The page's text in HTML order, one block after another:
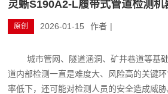
灵蜥S190A2-L履带式管道检测机
原创 2026-01-15 作者 |
城市管网、隧道涵洞、矿井巷道等基
道内部检测一直是难度大、风险高的关键
率低下，还可能对检测人员的安全造成威胁